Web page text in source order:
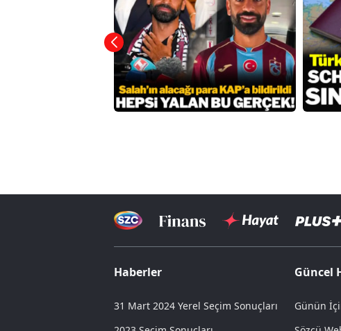
Haberler
31 Mart 2024 Yerel Seçim Sonuçları
Güncel
Günün